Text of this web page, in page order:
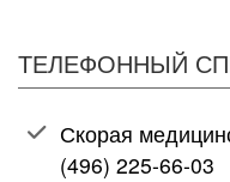
ТЕЛЕФОННЫЙ
Скорая
(496) 225-66-03